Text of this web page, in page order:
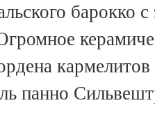
барокко
кармелитов
панно